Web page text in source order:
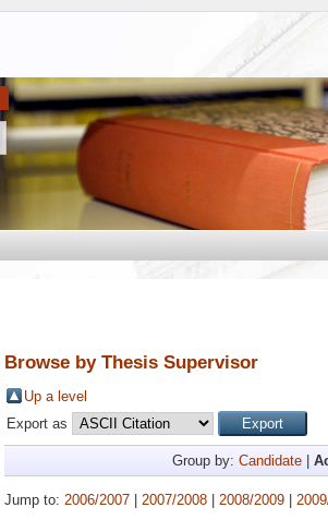
Browse by Thesis Supervisor
Up a level
Export as
Group by: Candidate
Jump to: 2006/2007 2007/2008 2008/2009